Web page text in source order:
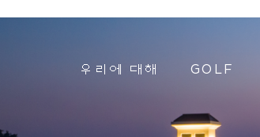
우리에 대해 GOLF